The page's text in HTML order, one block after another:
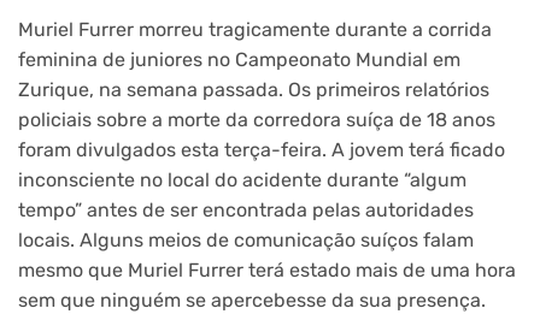
Muriel Furrer morreu tragicamente durante a corrida
feminina de juniores no Campeonato Mundial em
Zurique, na semana passada. Os primeiros relatórios
policiais sobre a morte da corredora suíça de 18 anos
foram divulgados esta terça-feira. A jovem terá ficado
inconsciente no local do acidente durante “algum
tempo” antes de ser encontrada pelas autoridades
locais. Alguns meios de comunicação suíços falam
mesmo que Muriel Furrer terá estado mais de uma hora
sem que ninguém se apercebesse da sua presença.